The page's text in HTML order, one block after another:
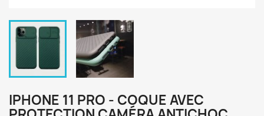
IPHONE 11 PRO - COQUE AVEC